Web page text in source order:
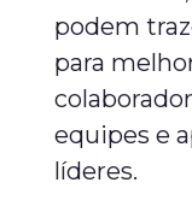
podem
para
equipes e
líderes.